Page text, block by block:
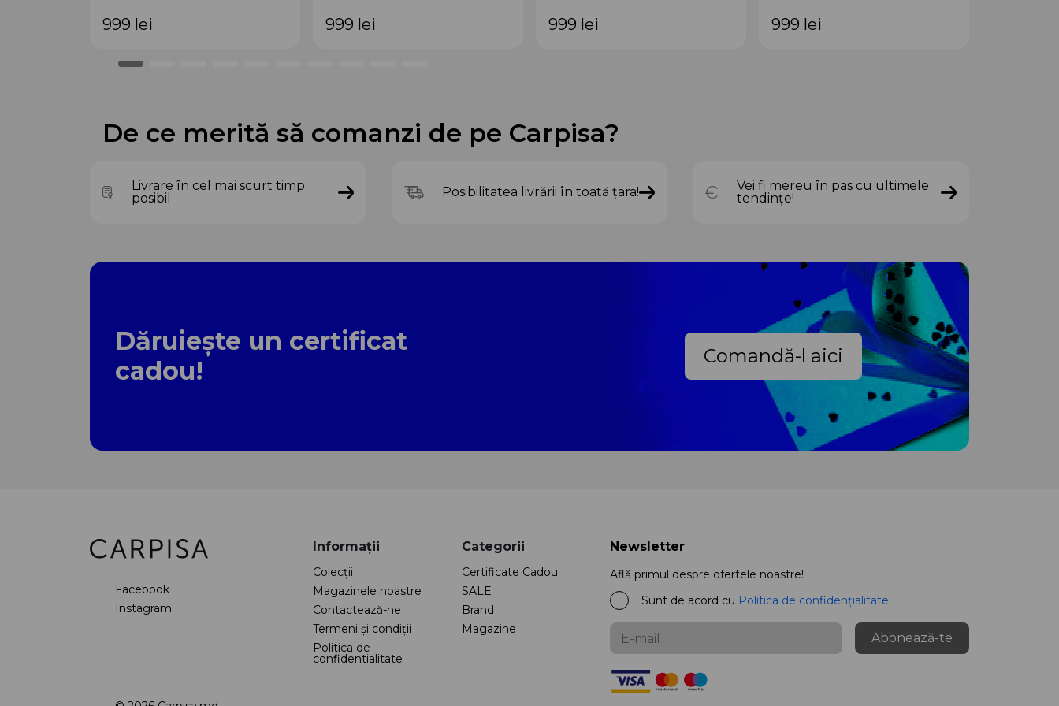
999 lei 999 lei 999 lei 999 lei
De ce merită să comanzi de pe Carpisa?
Livrare în cel mai scurt timp
posibil
Posibilitatea livrării în toată țara!
Vei fi mereu în pas cu ultimele
tendințe!
Dăruiește un certificat
cadou!
Comandă-l aici
Facebook
Instagram
Informații
Colecţii
Magazinele noastre
Contactează-ne
Termeni și condiții
Politica de
confidentialitate
Categorii
Certificate Cadou
SALE
Brand
Magazine
Newsletter
Află primul despre ofertele noastre!
Sunt de acord cu Politica de confidențialitate
Abonează-te